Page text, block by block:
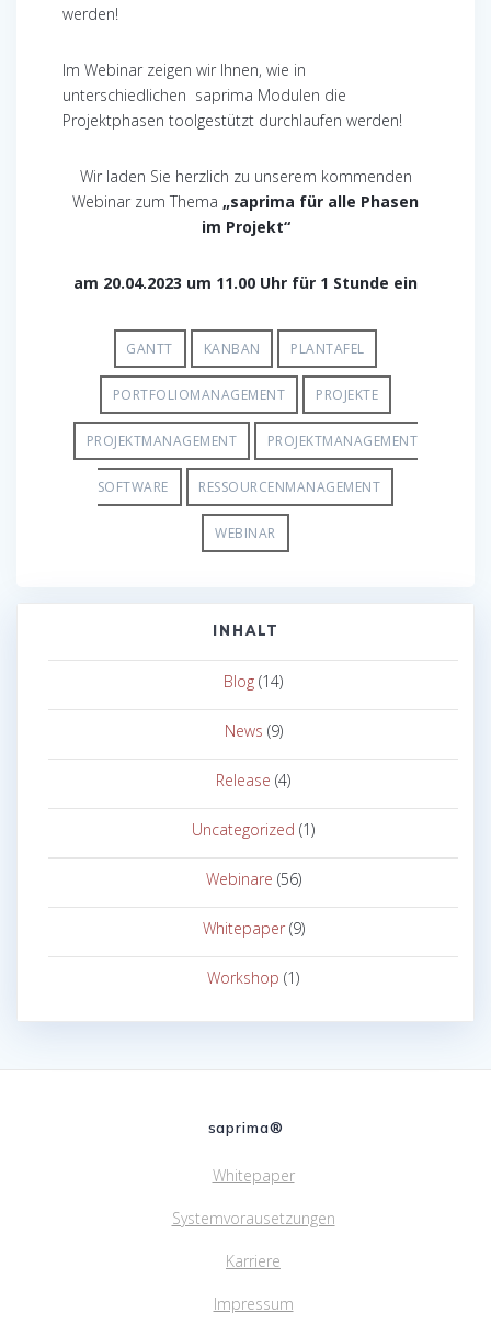
werden!
Im Webinar zeigen wir Ihnen, wie in
unterschiedlichen saprima Modulen die
Projektphasen toolgestützt durchlaufen werden!
Wir laden Sie herzlich zu unserem kommenden
Webinar zum Thema „saprima für alle Phasen
im Projekt“
am 20.04.2023 um 11.00 Uhr für 1 Stunde ein
GANTT KANBAN PLANTAFEL
PORTFOLIOMANAGEMENT PROJEKTE
PROJEKTMANAGEMENT PROJEKTMANAGEMENT
SOFTWARE RESSOURCENMANAGEMENT
WEBINAR
INHALT
Blog (14)
News (9)
Release (4)
Uncategorized (1)
Webinare (56)
Whitepaper(9)
Workshop (1)
saprima®
Whitepaper
Systemvorausetzungen
Karriere
Impressum